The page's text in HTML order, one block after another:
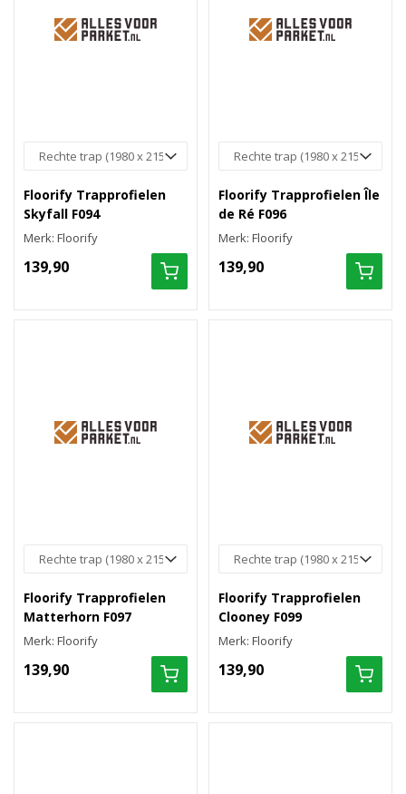
Floorify Trapprofielen
Skyfall F094
Merk: Floorify
139,90
Floorify Trapprofielen Île
de Ré F096
Merk: Floorify
139,90
Floorify Trapprofielen
Matterhorn F097
Merk: Floorify
139,90
Floorify Trapprofielen
Clooney F099
Merk: Floorify
139,90